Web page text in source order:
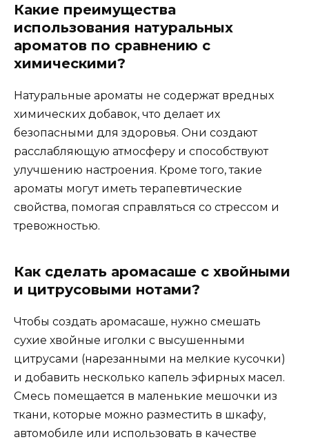
Какие преимущества
использования натуральных
ароматов по сравнению с
химическими?
Натуральные ароматы не содержат вредных
химических добавок, что делает их
безопасными для здоровья. Они создают
расслабляющую атмосферу и способствуют
улучшению настроения. Кроме того, такие
ароматы могут иметь терапевтические
свойства, помогая справляться со стрессом и
тревожностью.
Как сделать аромасаше с хвойными
и цитрусовыми нотами?
Чтобы создать аромасаше, нужно смешать
сухие хвойные иголки с высушенными
цитрусами (нарезанными на мелкие кусочки)
и добавить несколько капель эфирных масел.
Смесь помещается в маленькие мешочки из
ткани, которые можно разместить в шкафу,
автомобиле или использовать в качестве